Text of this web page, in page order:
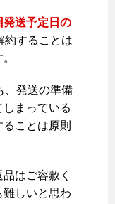
発送予定日の
約することは
、発送の準備
まっている
ことは原則
はご容赦く
しいと思わ